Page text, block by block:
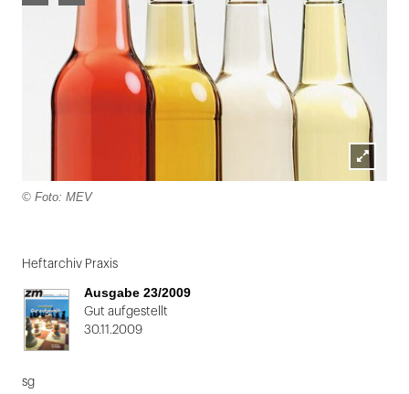
Lightbox
© Foto: MEV
1
von
2
Heftarchiv Praxis
Ausgabe 23/2009
Gut aufgestellt
30.11.2009
sg